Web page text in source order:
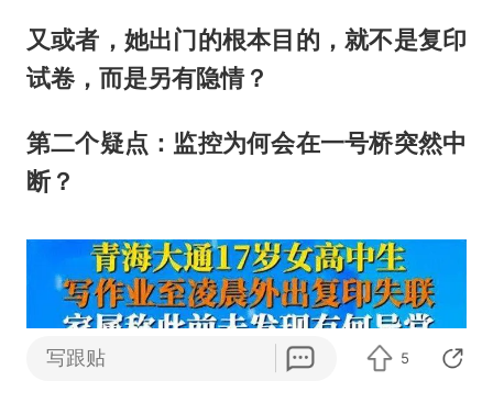
又或者，她出门的根本目的，就不是复印
试卷，而是另有隐情？
第二个疑点：监控为何会在一号桥突然中
断？
写跟贴 5